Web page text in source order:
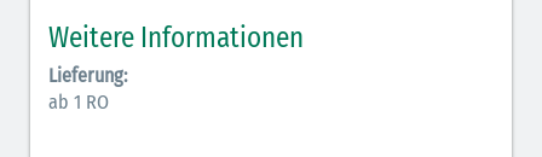
Bronchodilatatoren (blau-braun)
Hormone (braun-beige)
Hormone Insulin (braun-gelb)
Weitere Informationen
Lieferung:
ab 1 RO